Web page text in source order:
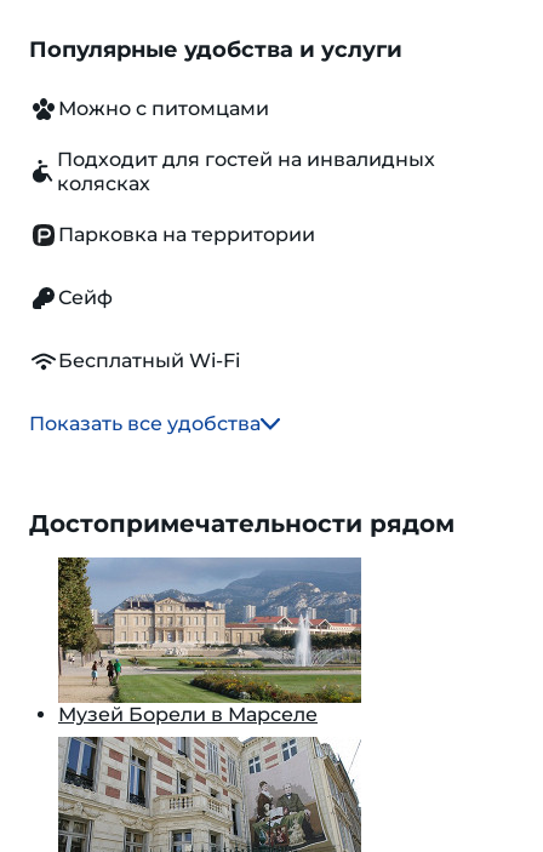
Популярные удобства и услуги
Можно с питомцами
Подходит для гостей на инвалидных
колясках
Парковка на территории
Сейф
Бесплатный Wi-Fi
Показать все удобства
Достопримечательности рядом
Музей Борели в Марселе